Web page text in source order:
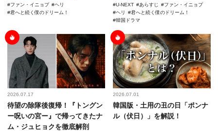
ファン・イニョプ
ヘリ
君へと続く僕のドリーム！
U-NEXT あらすじ
ファン・イニョプ
ヘリ
君へと続く僕のドリーム！
韓国ドラマ
2026.07.17
待望の除隊後復帰！『トングン
ー呪いの宮ー』で帰ってきたナ
ム・ジュヒョクを徹底解剖
2026.07.01
韓国版・土用の丑の日「ポンナ
ル（伏日）」を解説！